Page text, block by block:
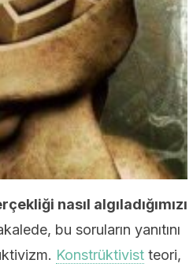
nasıl algıladığımızı
bu soruların yanıtını
Konstrüktivist teori,